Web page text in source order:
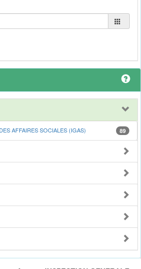
AFFAIRES SOCIALES (IGAS) 89